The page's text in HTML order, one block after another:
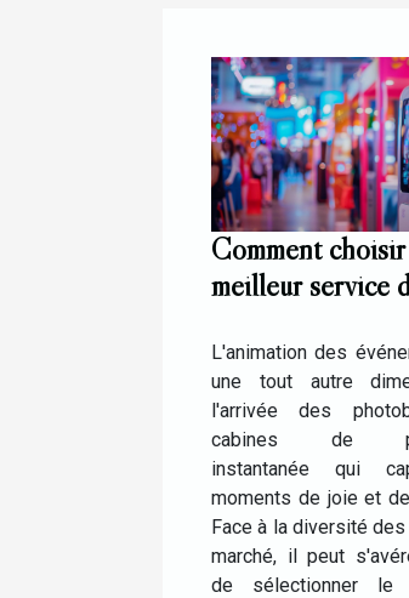
Comment
meilleur service
pour vos
L'animation des
une tout autre
l'arrivée des
cabines de
instantanée qui
moments de joie et
Face à la diversité
marché, il peut
de sélectionner le